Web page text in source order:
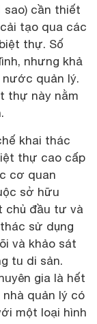
sao) cần thiết
tạo qua các
thự. Số
nhưng khả
quản lý.
thự này nằm
khai thác
thự cao cấp
cơ quan
sở hữu
chủ đầu tư và
sử dụng
và khảo sát
tu di sản.
gia là hết
quản lý có
một loại hình